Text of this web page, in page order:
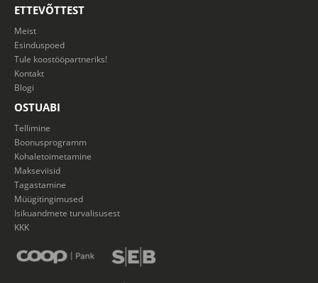
ETTEVÕTTEST
Meist
Esinduspoed
Tule koostööpartneriks!
Kontakt
Blogi
OSTUABI
Tellimine
Boonusprogramm
Kohaletoimetamine
Makseviisid
Tagastamine
Müügitingimused
Isikuandmete turvalisusest
KKK